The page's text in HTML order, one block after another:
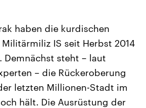
am 6.
neuen
das
Koalition aus
Aktuelle Beiträge,
Hintergründe
Wirtschaftlich und
gehören die Vereinigten
den mächtigsten Ländern
mit großem Einfluss auf
haben die kurdischen
IS seit Herbst 2014
Demnächst steht – laut
– die Rückeroberung
letzten Millionen-Stadt im
hält. Die Ausrüstung der